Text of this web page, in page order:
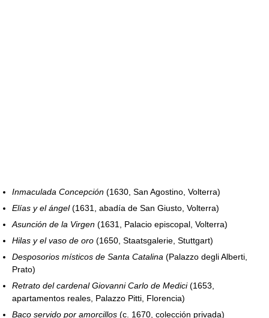
Inmaculada Concepción (1630, San Agostino, Volterra)
Elías y el ángel(1631, abadía de San Giusto, Volterra)
Asunción de la Virgen (1631, Palacio episcopal, Volterra)
Hilas y el vaso de oro (1650, Staatsgalerie, Stuttgart)
Desposorios místicos de Santa Catalina (Palazzo degli Alberti,
Prato)
Retrato del cardenal Giovanni Carlo de Medici(1653,
apartamentos reales, Palazzo Pitti, Florencia)
Baco servido por amorcillos (c. 1670, colección privada)